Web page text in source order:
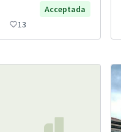
Acceptada
13